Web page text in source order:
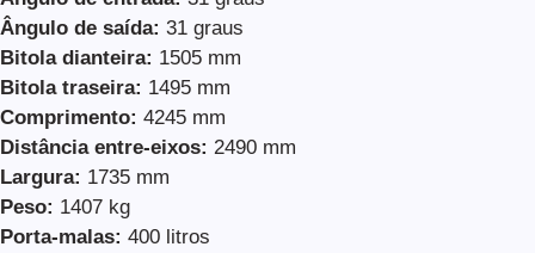
Ângulo de saída: 31 graus
Bitola dianteira: 1505 mm
Bitola traseira: 1495 mm
Comprimento: 4245 mm
Distância entre-eixos: 2490 mm
Largura: 1735 mm
Peso: 1407 kg
Porta-malas: 400 litros